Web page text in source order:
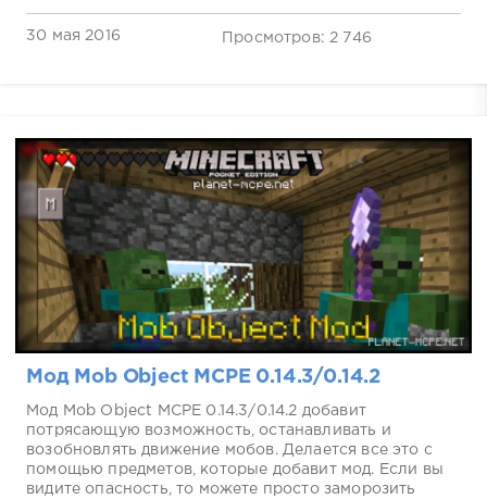
30 мая 2016 Просмотров: 2 746
Мод Mob Object MCPE 0.14.3/0.14.2
Мод Mob Object MCPE 0.14.3/0.14.2 добавит
потрясающую возможность, останавливать и
возобновлять движение мобов. Делается все это с
помощью предметов, которые добавит мод. Если вы
видите опасность, то можете просто заморозить